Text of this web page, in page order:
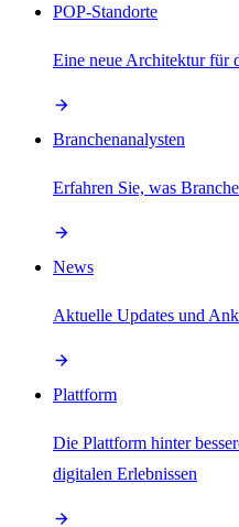
POP-Standorte
Eine neue Architektur für
Branchenanalysten
Erfahren Sie, was
News
Aktuelle Updates und
Plattform
Die Plattform hinter
digitalen Erlebnissen